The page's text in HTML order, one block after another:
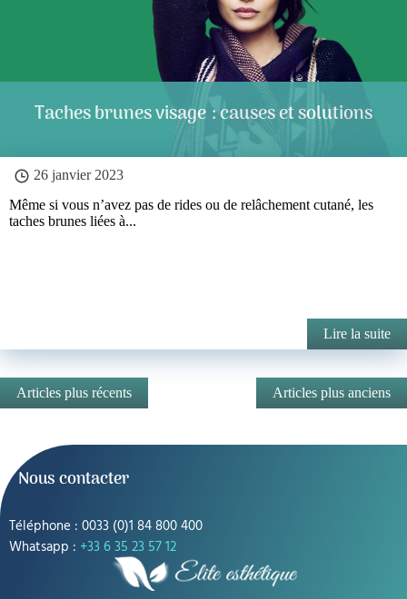
26 janvier 2023
Taches brunes visage : causes et solutions
Même si vous n’avez pas de rides ou de relâchement cutané, les
taches brunes liées à...
Lire la suite
des
articles
Articles plus anciens
Articles plus récents
Nous contacter
Téléphone : 0033 (0)1 84 800 400
Whatsapp : +33 6 35 23 57 12